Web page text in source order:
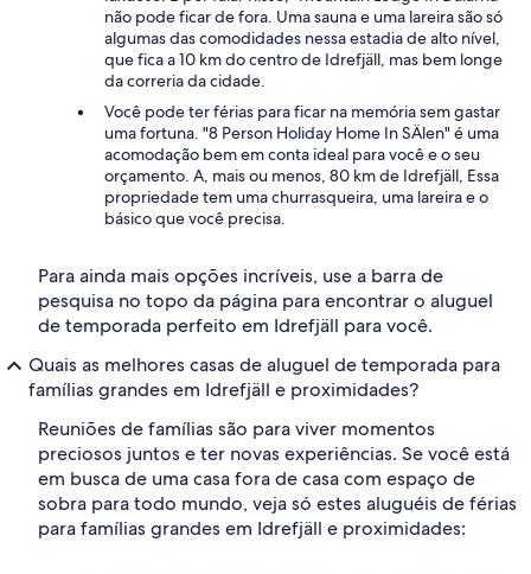
não pode ficar de fora. Uma sauna e uma lareira são só
algumas das comodidades nessa estadia de alto nível,
que fica a 10 km do centro de Idrefjäll, mas bem longe
da correria da cidade.
Você pode ter férias para ficar na memória sem gastar
uma fortuna. "8 Person Holiday Home In SÄlen" é uma
acomodação bem em conta ideal para você e o seu
orçamento. A, mais ou menos, 80 km de Idrefjäll, Essa
propriedade tem uma churrasqueira, uma lareira e o
básico que você precisa.
Para ainda mais opções incríveis, use a barra de
pesquisa no topo da página para encontrar o aluguel
de temporada perfeito em Idrefjäll para você.
Quais as melhores casas de aluguel de temporada para
famílias grandes em Idrefjäll e proximidades?
Reuniões de famílias são para viver momentos
preciosos juntos e ter novas experiências. Se você está
em busca de uma casa fora de casa com espaço de
sobra para todo mundo, veja só estes aluguéis de férias
para famílias grandes em Idrefjäll e proximidades: